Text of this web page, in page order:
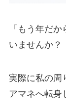
「もう年だ
いませんか？
実際に私の周
アマネへ転身